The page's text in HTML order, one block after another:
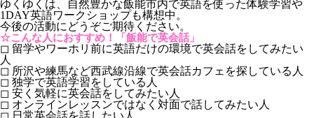
ゆくゆくは、自然豊かな飯能市内で英語を使った体験学習や
1DAY英語ワークショップも構想中。
今後の活動にどうぞご期待ください。
☆こんな人におすすめ！「飯能で英会話」
◻︎ 留学やワーホリ前に英語だけの環境で英会話をしてみたい
人
◻︎ 所沢や練馬など西武線沿線で英会話カフェを探している人
◻︎ 独学で英語学習をしている人
◻︎ 安く気軽に英会話をしてみたい人
◻︎ オンラインレッスンではなく対面で話してみたい人
◻︎ 日常英会話を話したい人